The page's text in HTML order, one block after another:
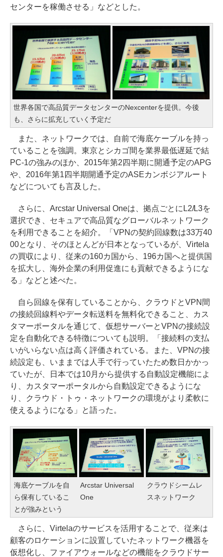
センターを稼働させる」などとした。
世界各国で高品質データセンターのNexcenterを提供。今後
も、さらに拡充していく予定だ
また、ネットワークでは、自前で海底ケーブルを持っ
ていることを強調。東京とシカゴ間を業界最低遅延で結
PC-1の強みのほか、2015年第2四半期に開通予定のAPG
や、2016年第1四半期開通予定のASEカンボジアルート
などについても言及した。
さらに、Arcstar Universal Oneは、拠点ごとにL2/L3を
選択でき、セキュアで高品質なグローバルネットワーク
を利用できることを紹介。「VPNの契約回線数は33万40
00となり、そのほとんどが日本となっているが、Virtela
の買収により、従来の160カ国から、196カ国へと提供国
を拡大し、海外企業の利用促進にも貢献できるようにな
る」などと述べた。
自ら回線を保有していることから、クラウドとVPN間
の接続回線料やデータ転送料を無料化できること、カス
タマーポータルを通じて、仮想サーバーとVPNの接続設
定を自動化できる特徴についても説明。「接続料の支払
いがいらない点は高く評価されている。また、VPNの接
続設定も、いままでは人手で行っていたため数日かかっ
ていたが、日本では10月から提供する自動設定機能によ
り、カスタマーポータルから自動設定できるようにな
り、クラウド・トゥ・ネットワークの環境がより柔軟に
使えるようになる」と語った。
海底ケーブルを自
ら保有しているこ
とが強みという
Arcstar Universal
One
クラウドシームレ
スネットワーク
さらに、Virtelaのサービスを活用することで、従来は
顧客のロケーションに設置していたネットワーク機器を
仮想化し、ファイアウォールなどの機能をクラウドサー